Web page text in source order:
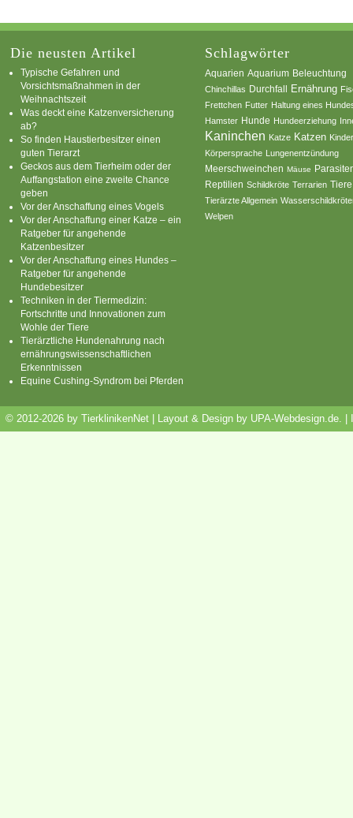
Die neusten Artikel
Typische Gefahren und
Vorsichtsmaßnahmen in der
Weihnachtszeit
Was deckt eine Katzenversicherung
ab?
So finden Haustierbesitzer einen
guten Tierarzt
Geckos aus dem Tierheim oder der
Auffangstation eine zweite Chance
geben
Vor der Anschaffung eines Vogels
Vor der Anschaffung einer Katze – ein
Ratgeber für angehende
Katzenbesitzer
Vor der Anschaffung eines Hundes –
Ratgeber für angehende
Hundebesitzer
Techniken in der Tiermedizin:
Fortschritte und Innovationen zum
Wohle der Tiere
Tierärztliche Hundenahrung nach
ernährungswissenschaftlichen
Erkenntnissen
Equine Cushing-Syndrom bei Pferden
Schlagwörter
Aquarien Aquarium Beleuchtung
Chinchillas Durchfall Ernährung
Frettchen Futter Haltung eines
Hamster Hunde Hundeerziehung
Kaninchen Katze Katzen
Körpersprache
Lungenentzündung
Meerschweinchen Mäuse
Reptilien Schildkröte Terrarien Tiere
Tierärzte Allgemein
Welpen
© 2012-2026 by TierklinikenNet | Layout & Design by UPA-Webdesign.de.